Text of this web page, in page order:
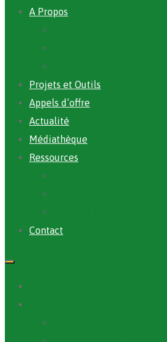
A Propos
Projets et Outils
Appels d’offre
Actualité
Médiathèque
Ressources
Contact